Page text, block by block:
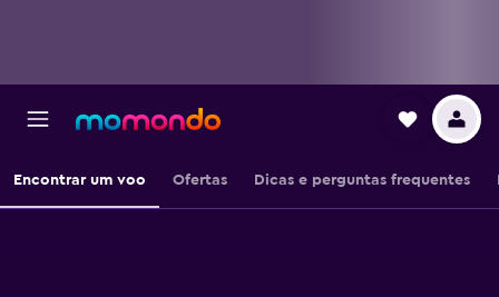
Encontrar um voo Ofertas Dicas e perguntas frequentes